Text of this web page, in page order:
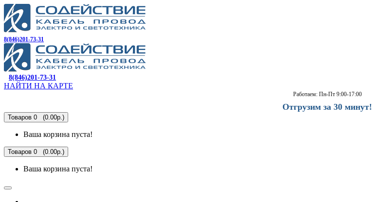
8(846)201-73-31
8(846)201-73-31
НАЙТИ НА КАРТЕ
Работаем: Пн-Пт 9:00-17:00
Отгрузим за 30 минут!
Товаров 0 (0.00р.)
Ваша корзина пуста!
Товаров 0 (0.00р.)
Ваша корзина пуста!